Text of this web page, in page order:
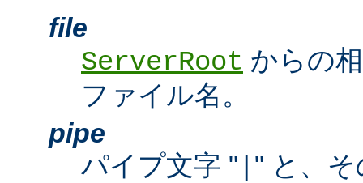
file
ServerRoot からの
ファイル名。
pipe
パイプ文字 " " と、